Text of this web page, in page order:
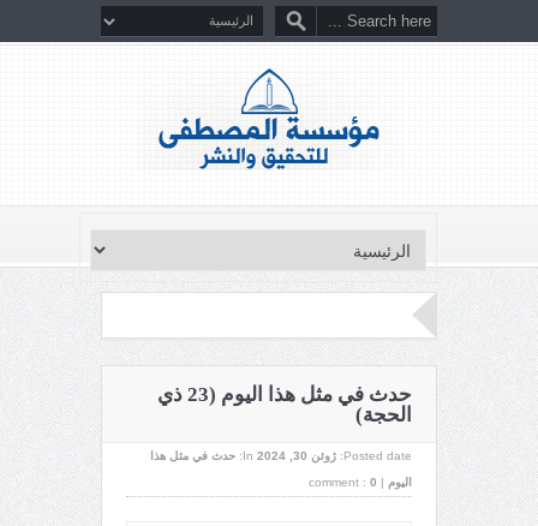
حدث في مثل هذا اليوم (23 ذي
الحجة)
Posted date: ژوئن 30, 2024 In:
حدث في مثل هذا
اليوم |
comment : 0